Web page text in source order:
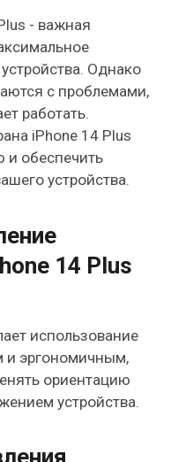
- важная
Однако
с проблемами,
работать.
iPhone 14 Plus
и обеспечить
устройства.
14 Plus
использование
и эргономичным,
ориентацию
устройства.